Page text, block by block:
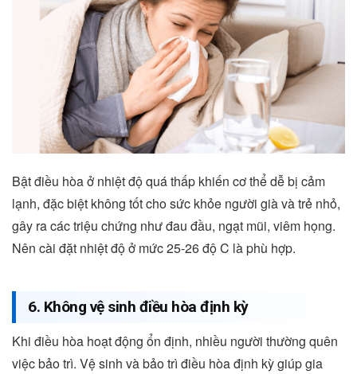
Bật điều hòa ở nhiệt độ quá thấp khiến cơ thể dễ bị cảm
lạnh, đặc biệt không tốt cho sức khỏe người già và trẻ nhỏ,
gây ra các triệu chứng như đau đầu, ngạt mũi, viêm họng.
Nên cài đặt nhiệt độ ở mức 25-26 độ C là phù hợp.
6. Không vệ sinh điều hòa định kỳ
Khi điều hòa hoạt động ổn định, nhiều người thường quên
việc bảo trì. Vệ sinh và bảo trì điều hòa định kỳ giúp gia